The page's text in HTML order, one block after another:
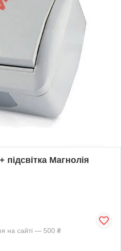
Магнолія
на сайті — 500 ₴